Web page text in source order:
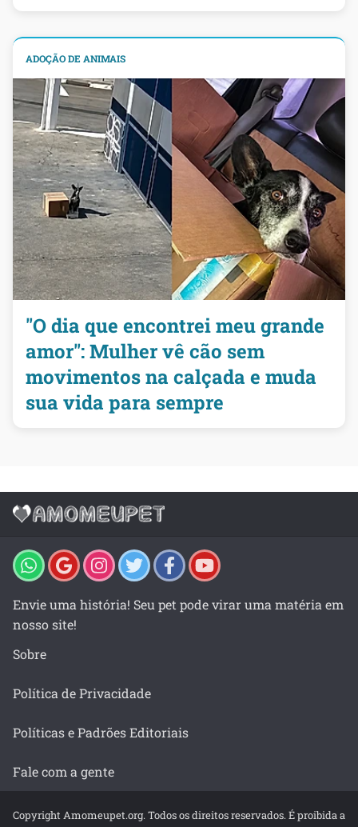
ADOÇÃO DE ANIMAIS
"O dia que encontrei meu grande
amor": Mulher vê cão sem
movimentos na calçada e muda
sua vida para sempre
Envie uma história! Seu pet pode virar uma matéria em
nosso site!
Sobre
Política de Privacidade
Políticas e Padrões Editoriais
Fale com a gente
Copyright Amomeupet.org. Todos os direitos reservados. É proibida a